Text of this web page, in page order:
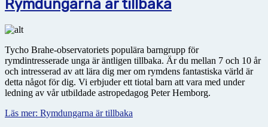
Rymdungarna är tillbaka
Tycho Brahe-observatoriets populära barngrupp för
rymdintresserade unga är äntligen tillbaka. Är du mellan 7 och 10 år
och intresserad av att lära dig mer om rymdens fantastiska värld är
detta något för dig. Vi erbjuder ett tiotal barn att vara med under
ledning av vår utbildade astropedagog Peter Hemborg.
Läs mer: Rymdungarna är tillbaka